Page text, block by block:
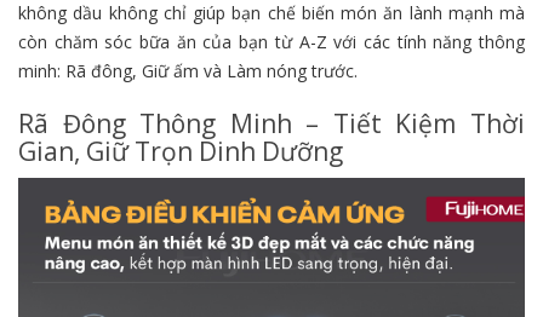
không dầu không chỉ giúp bạn chế biến món ăn lành mạnh mà
còn chăm sóc bữa ăn của bạn từ A-Z với các tính năng thông
minh: Rã đông, Giữ ấm và Làm nóng trước.
Rã Đông Thông Minh – Tiết Kiệm Thời
Gian, Giữ Trọn Dinh Dưỡng